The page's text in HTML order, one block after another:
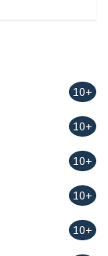
10+
10+
10+
10+
10+